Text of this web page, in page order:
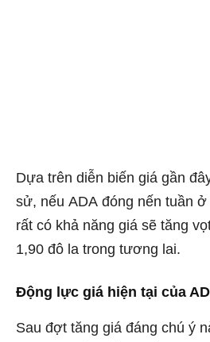
Dựa trên diễn biến giá gần
sử, nếu ADA đóng nến tuần
rất có khả năng giá sẽ tăng
1,90 đô la trong tương lai.
Động lực giá hiện tại của
Sau đợt tăng giá đáng chú ý